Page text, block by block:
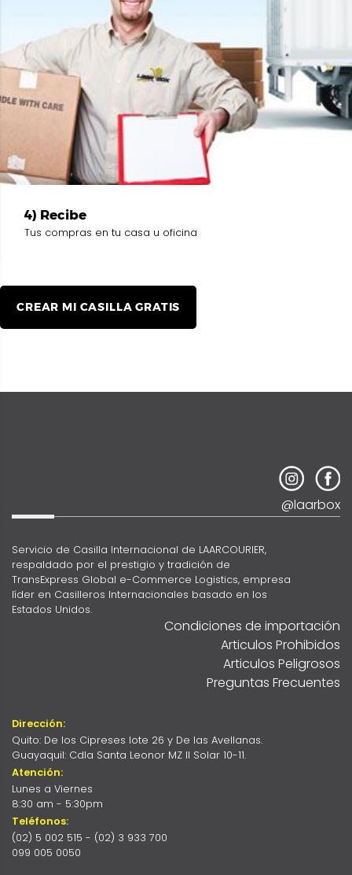
4) Recibe
Tus compras en tu casa u oficina
CREAR MI CASILLA GRATIS
@laarbox
Servicio de Casilla Internacional de LAARCOURIER,
respaldado por el prestigio y tradición de
TransExpress Global e-Commerce Logistics, empresa
líder en Casilleros Internacionales basado en los
Estados Unidos.
Condiciones de importación
Articulos Prohibidos
Articulos Peligrosos
Preguntas Frecuentes
Dirección:
Quito: De los Cipreses lote 26 y De las Avellanas.
Guayaquil: Cdla Santa Leonor MZ II Solar 10-11.
Atención:
Lunes a Viernes
8:30 am - 5:30pm
Teléfonos:
(02) 5 002 515 - (02) 3 933 700
099 005 0050